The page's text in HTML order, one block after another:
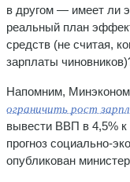
в другом — имеет ли
реальный план
средств (не считая,
зарплаты
Напомним,
ограничить рост
вывести ВВП в 4,5%
прогноз социально-
опубликован